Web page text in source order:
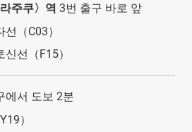
주쿠〉역 3번 출구 바로 앞
（C03）
선（F15）
에서 도보 2분
）